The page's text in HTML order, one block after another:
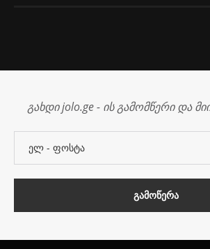
გახდი jolo.ge - ის გამომწერი და